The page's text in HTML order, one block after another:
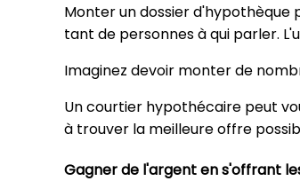
Monter un dossier
tant de personnes à qui parler.
Imaginez devoir monter de
Un courtier hypothécaire peut
à trouver la meilleure offre
Gagner de l'argent en s'offrant